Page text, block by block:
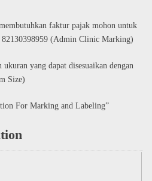
faktur pajak mohon untuk
82130398959 (Admin Clinic Marking)
yang dapat disesuaikan dengan
Size)
For Marking and Labeling”